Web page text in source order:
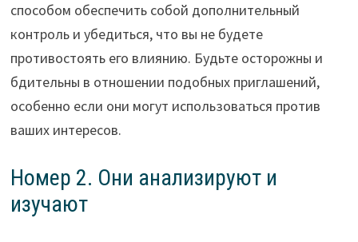
способом обеспечить собой дополнительный
контроль и убедиться, что вы не будете
противостоять его влиянию. Будьте осторожны и
бдительны в отношении подобных приглашений,
особенно если они могут использоваться против
ваших интересов.
Номер 2. Они анализируют и
изучают